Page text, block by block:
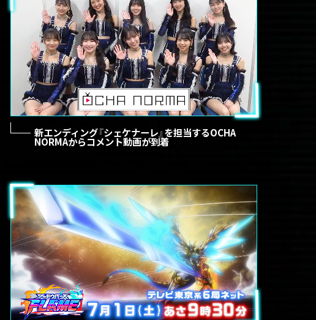
新エンディング『シェケナーレ』を担当するOCHA
NORMAからコメント動画が到着